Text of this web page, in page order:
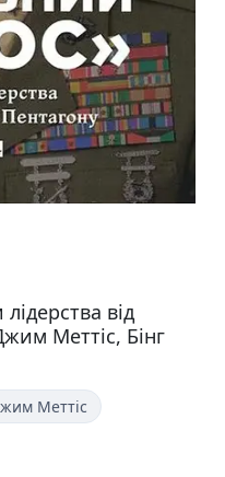
від
Меттіс, Бінг
Меттіс